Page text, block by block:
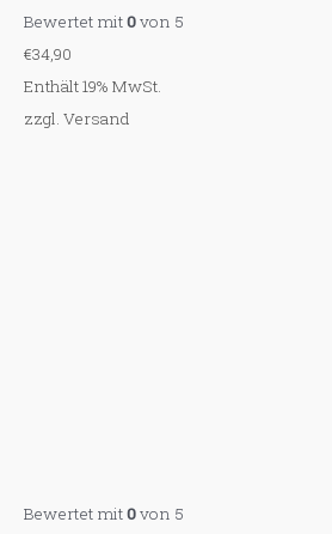
Bewertet mit0von 5
€34,90
Enthält 19% MwSt.
zzgl. Versand
Bewertet mit0von 5